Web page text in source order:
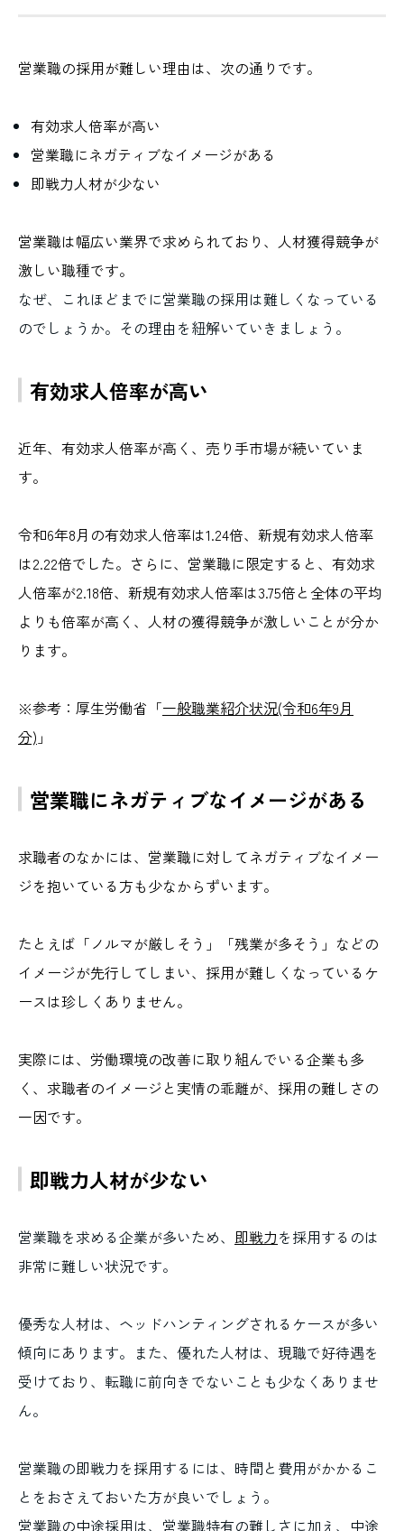
営業職の採用が難しい理由は、次の通りです。
有効求人倍率が高い
営業職にネガティブなイメージがある
即戦力人材が少ない
営業職は幅広い業界で求められており、人材獲得競争が
激しい職種です。
なぜ、これほどまでに営業職の採用は難しくなっている
のでしょうか。その理由を紐解いていきましょう。
有効求人倍率が高い
近年、有効求人倍率が高く、売り手市場が続いていま
す。
令和6年8月の有効求人倍率は1.24倍、新規有効求人倍率
は2.22倍でした。さらに、営業職に限定すると、有効求
人倍率が2.18倍、新規有効求人倍率は3.75倍と全体の平均
よりも倍率が高く、人材の獲得競争が激しいことが分か
ります。
※参考：厚生労働省 「一般職業紹介状況(令和6年9月
分) 」
営業職にネガティブなイメージがある
求職者のなかには、営業職に対してネガティブなイメー
ジを抱いている方も少なからずいます。
たとえば「ノルマが厳しそう」「残業が多そう」などの
イメージが先行してしまい、採用が難しくなっているケ
ースは珍しくありません。
実際には、労働環境の改善に取り組んでいる企業も多
く、求職者のイメージと実情の乖離が、採用の難しさの
一因です。
即戦力人材が少ない
営業職を求める企業が多いため、 即戦力を採用するのは
非常に難しい状況です。
優秀な人材は、ヘッドハンティングされるケースが多い
傾向にあります。また、優れた人材は、現職で好待遇を
受けており、転職に前向きでないことも少なくありませ
ん。
営業職の即戦力を採用するには、時間と費用がかかるこ
とをおさえておいた方が良いでしょう。
営業職の中途採用は、営業職特有の難しさに加え、中途